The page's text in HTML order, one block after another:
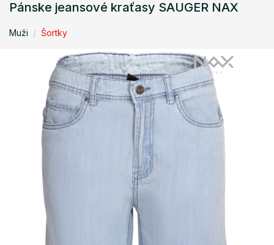
Pánske jeansové kraťasy SAUGER NAX
Muži Šortky